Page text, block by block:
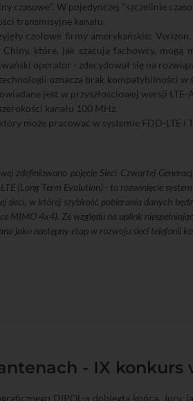
czasowe". W pojedynczej "szczelinie
transmisyjne kanału.
czołowe firmy amerykańskie:
Chiny, które, jak szacują fachowcy,
operator - zdecydował się na
oznacza brak kompatybilności
jest w przyszłościowej wersji LTE-
kanału 100 MHz.
może pracować w systemie FDD-LTE
zdefiniowano pojęcie Sieci Czwartej
(Long Term Evolution) - to rozwinięcie
sieci, w której szybkość pobierania danych
MIMO 4x4). Ze względu na uplink
jako następny etap w rozwoju sieci telefonii
- IX konkurs
DIPOL-a dobiegła końca.